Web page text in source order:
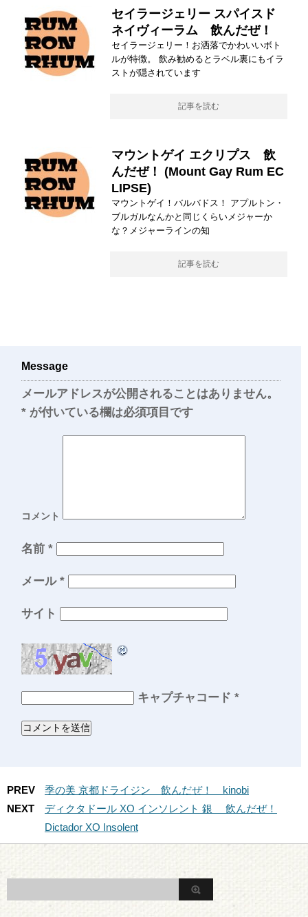
セイラージェリー スパイスド
ネイヴィーラム 飲んだぜ！
セイラージェリー！お洒落でかわいいボト
ルが特徴。 飲み勧めるとラベル裏にもイラ
ストが隠されています
記事を読む
マウントゲイ エクリプス 飲
んだぜ！ (Mount Gay Rum EC
LIPSE)
マウントゲイ！バルバドス！ アプルトン・
ブルガルなんかと同じくらいメジャーか
な？メジャーラインの知
記事を読む
Message
メールアドレスが公開されることはありません。
* が付いている欄は必須項目です
コメント
名前 *
メール *
サイト
キャプチャコード *
PREV
季の美 京都ドライジン 飲んだぜ！ kinobi
NEXT
ディクタドール XO インソレント 銀 飲んだぜ！
Dictador XO Insolent